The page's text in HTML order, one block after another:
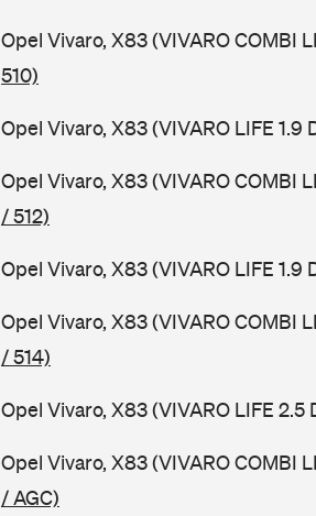
Opel Vivaro, X83 (VIVARO COMBI
510)
Opel Vivaro, X83 (VIVARO LIFE
Opel Vivaro, X83 (VIVARO COMBI
/ 512)
Opel Vivaro, X83 (VIVARO LIFE
Opel Vivaro, X83 (VIVARO COMBI
/ 514)
Opel Vivaro, X83 (VIVARO LIFE
Opel Vivaro, X83 (VIVARO COMBI
/ AGC)